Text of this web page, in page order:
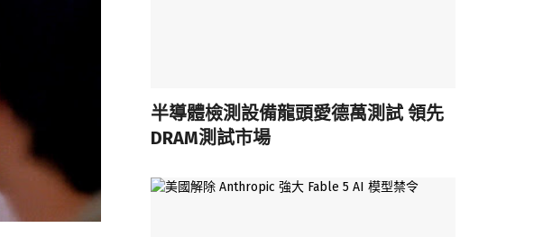
半導體檢測設備龍頭愛德萬測試 領先
DRAM測試市場